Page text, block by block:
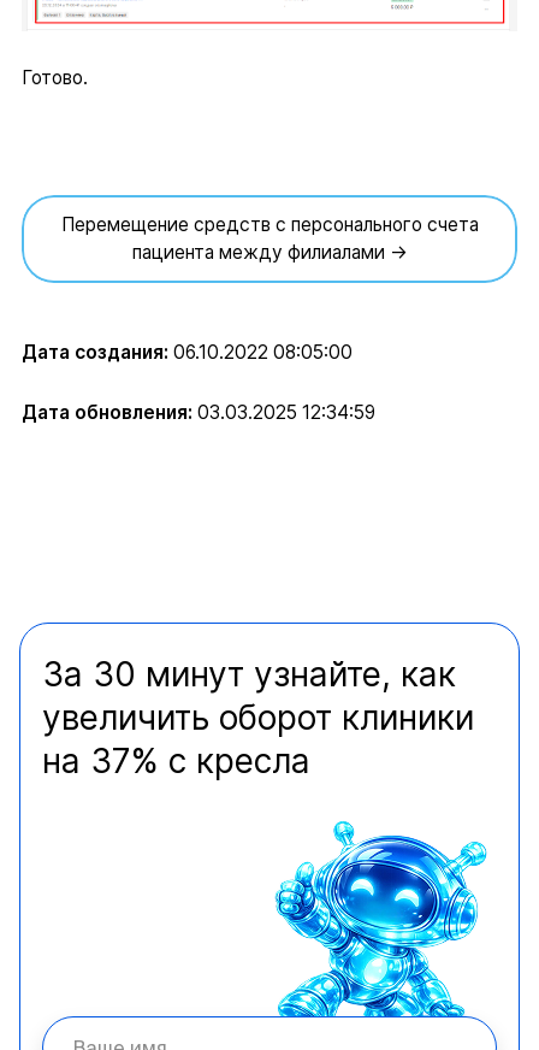
Готово.
Перемещение средств с персонального счета
пациента между филиалами →
Дата создания: 06.10.2022 08:05:00
Дата обновления: 03.03.2025 12:34:59
За 30 минут узнайте, как
увеличить оборот клиники
на 37% с кресла